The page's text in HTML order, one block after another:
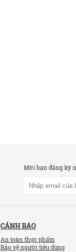
Mời bạn đăng ký
CẢNH BÁO
An toàn thực phẩm
Bảo vệ người tiêu dùng